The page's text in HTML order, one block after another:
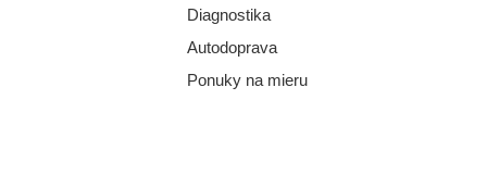
Diagnostika
Autodoprava
Ponuky na mieru